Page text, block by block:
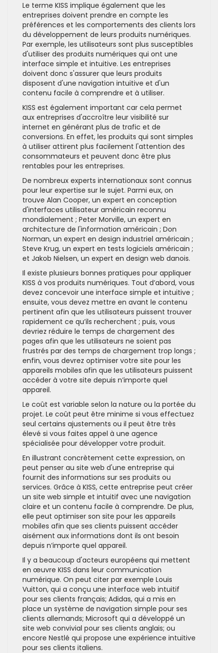
Le terme KISS implique également que les
entreprises doivent prendre en compte les
préférences et les comportements des clients lors
du développement de leurs produits numériques.
Par exemple, les utilisateurs sont plus susceptibles
d'utiliser des produits numériques qui ont une
interface simple et intuitive. Les entreprises
doivent donc s'assurer que leurs produits
disposent d'une navigation intuitive et d'un
contenu facile à comprendre et à utiliser.
KISS est également important car cela permet
aux entreprises d'accroître leur visibilité sur
internet en générant plus de trafic et de
conversions. En effet, les produits qui sont simples
à utiliser attirent plus facilement l'attention des
consommateurs et peuvent donc être plus
rentables pour les entreprises.
De nombreux experts internationaux sont connus
pour leur expertise sur le sujet. Parmi eux, on
trouve Alan Cooper, un expert en conception
d'interfaces utilisateur américain reconnu
mondialement ; Peter Morville, un expert en
architecture de l'information américain ; Don
Norman, un expert en design industriel américain ;
Steve Krug, un expert en tests logiciels américain ;
et Jakob Nielsen, un expert en design web danois.
Il existe plusieurs bonnes pratiques pour appliquer
KISS à vos produits numériques. Tout d’abord, vous
devez concevoir une interface simple et intuitive ;
ensuite, vous devez mettre en avant le contenu
pertinent afin que les utilisateurs puissent trouver
rapidement ce qu’ils recherchent ; puis, vous
devriez réduire le temps de chargement des
pages afin que les utilisateurs ne soient pas
frustrés par des temps de chargement trop longs ;
enfin, vous devrez optimiser votre site pour les
appareils mobiles afin que les utilisateurs puissent
accéder à votre site depuis n’importe quel
appareil.
Le coût est variable selon la nature ou la portée du
projet. Le coût peut être minime si vous effectuez
seul certains ajustements ou il peut être très
élevé si vous faites appel à une agence
spécialisée pour développer votre produit.
En illustrant concrètement cette expression, on
peut penser au site web d'une entreprise qui
fournit des informations sur ses produits ou
services. Grâce à KISS, cette entreprise peut créer
un site web simple et intuitif avec une navigation
claire et un contenu facile à comprendre. De plus,
elle peut optimiser son site pour les appareils
mobiles afin que ses clients puissent accéder
aisément aux informations dont ils ont besoin
depuis n’importe quel appareil.
Il y a beaucoup d'acteurs européens qui mettent
en œuvre KISS dans leur communication
numérique. On peut citer par exemple Louis
Vuitton, qui a conçu une interface web intuitif
pour ses clients français; Adidas, qui a mis en
place un système de navigation simple pour ses
clients allemands; Microsoft qui a développé un
site web convivial pour ses clients anglais; ou
encore Nestlé qui propose une expérience intuitive
pour ses clients italiens.